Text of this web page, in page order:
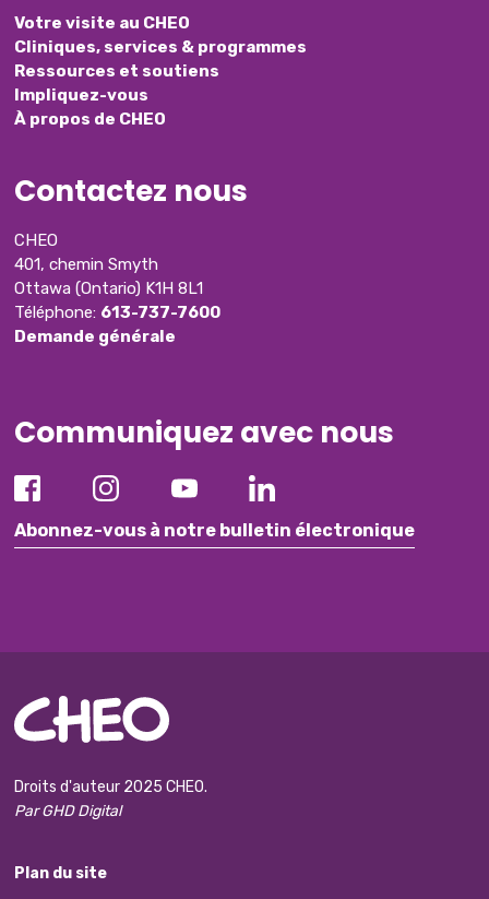
Votre visite au CHEO
Cliniques, services & programmes
Ressources et soutiens
Impliquez-vous
À propos de CHEO
Contactez nous
CHEO
401, chemin Smyth
Ottawa (Ontario) K1H 8L1
Téléphone: 613-737-7600
Demande générale
Communiquez avec nous
Abonnez-vous à notre bulletin électronique
Droits d'auteur 2025 CHEO.
Par GHD Digital
Plan du site